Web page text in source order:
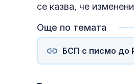
се казва, че
Още по темата
БСП с писмо до